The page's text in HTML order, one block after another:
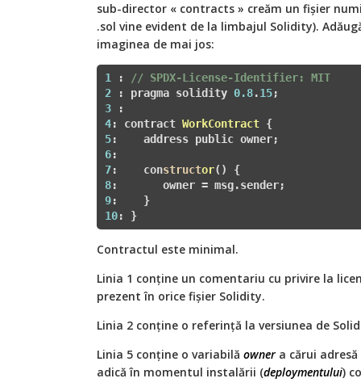
sub-director « contracts » creăm un fișier
.sol vine evident de la limbajul Solidity).
imaginea de mai jos:
1 :
// SPDX-License-Identifier: MIT
2 : pragma solidity 0.8.15
3
4: contract WorkContract
5
6
7:    constructor()
8
9
10: }
Contractul este minimal.
Linia 1 conține un comentariu cu privire la
prezent în orice fișier Solidity.
Linia 2 conține o referință la versiunea de
Linia 5 conține o variabilă owner a cărui
adică în momentul instalării (deploymentului)